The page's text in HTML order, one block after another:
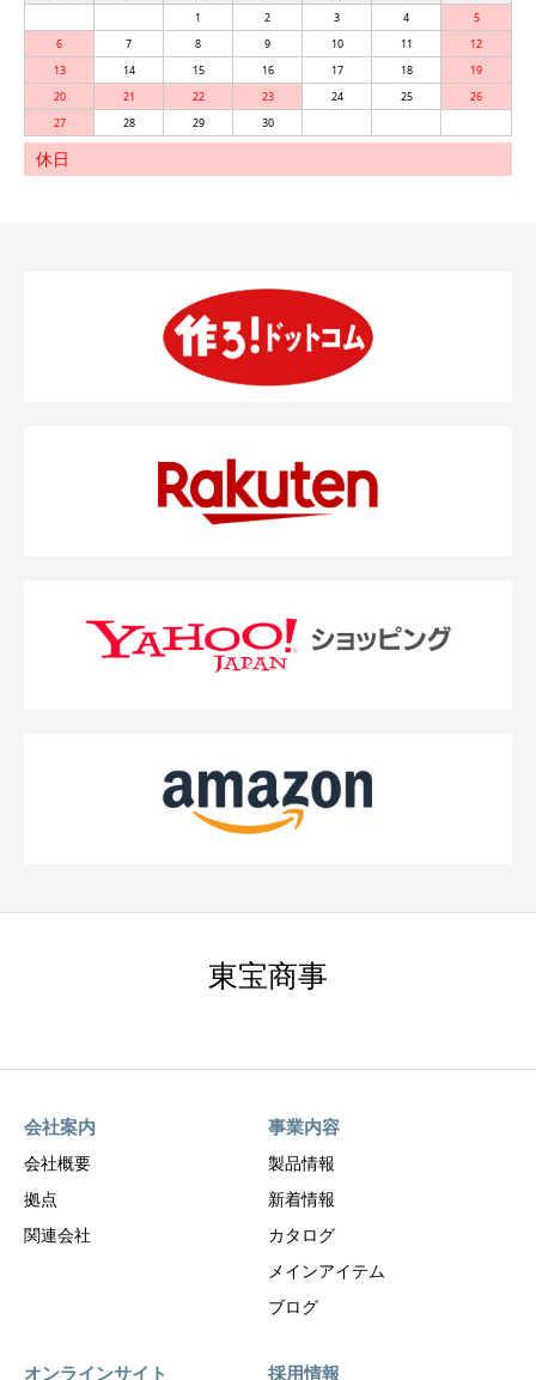
1
2 3 4
5
6
7 8 9 10 11
12
13
14 15 16 17 18
19
20
21 22 23 24 25
26
27
28 29 30
休日
東宝商事
会社案内
会社概要
拠点
関連会社
事業内容
製品情報
新着情報
カタログ
メインアイテム
ブログ
オンラインサイト 採用情報